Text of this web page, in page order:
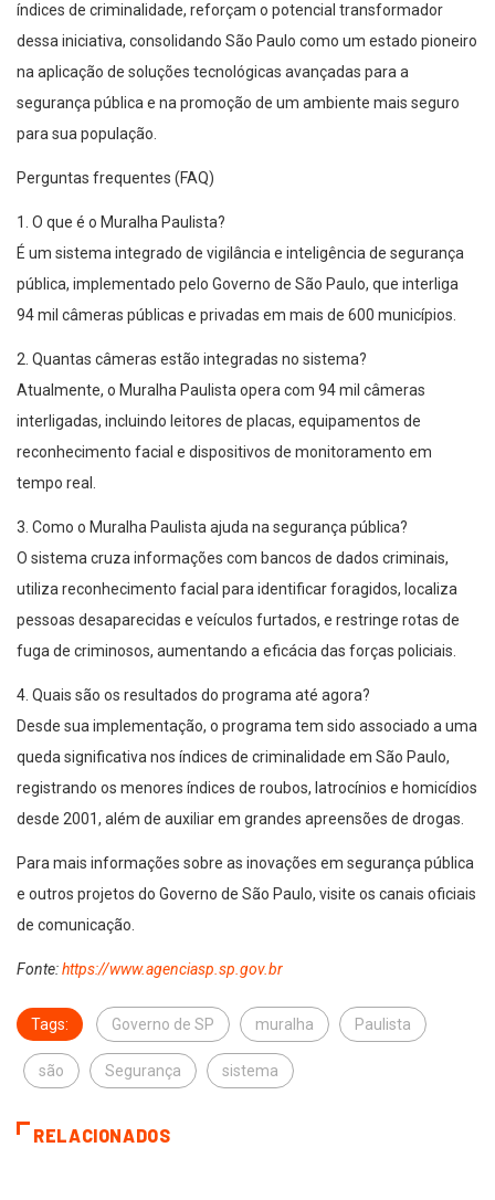
índices de criminalidade, reforçam o potencial transformador
dessa iniciativa, consolidando São Paulo como um estado pioneiro
na aplicação de soluções tecnológicas avançadas para a
segurança pública e na promoção de um ambiente mais seguro
para sua população.
Perguntas frequentes (FAQ)
1. O que é o Muralha Paulista?
É um sistema integrado de vigilância e inteligência de segurança
pública, implementado pelo Governo de São Paulo, que interliga
94 mil câmeras públicas e privadas em mais de 600 municípios.
2. Quantas câmeras estão integradas no sistema?
Atualmente, o Muralha Paulista opera com 94 mil câmeras
interligadas, incluindo leitores de placas, equipamentos de
reconhecimento facial e dispositivos de monitoramento em
tempo real.
3. Como o Muralha Paulista ajuda na segurança pública?
O sistema cruza informações com bancos de dados criminais,
utiliza reconhecimento facial para identificar foragidos, localiza
pessoas desaparecidas e veículos furtados, e restringe rotas de
fuga de criminosos, aumentando a eficácia das forças policiais.
4. Quais são os resultados do programa até agora?
Desde sua implementação, o programa tem sido associado a uma
queda significativa nos índices de criminalidade em São Paulo,
registrando os menores índices de roubos, latrocínios e homicídios
desde 2001, além de auxiliar em grandes apreensões de drogas.
Para mais informações sobre as inovações em segurança pública
e outros projetos do Governo de São Paulo, visite os canais oficiais
de comunicação.
Fonte:https://www.agenciasp.sp.gov.br
Tags: Governo de SP muralha Paulista
são Segurança sistema
RELACIONADOS